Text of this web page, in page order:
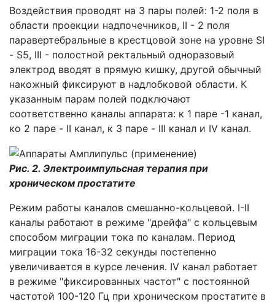
Воздействия проводят на 3 пары полей: 1-2 поля в
области проекции надпочечников, II - 2 поля
паравертебральные в крестцовой зоне на уровне SI
- S5, III - полостной ректальный одноразовый
электрод вводят в прямую кишку, другой обычный
накожный фиксируют в надлобковой области. К
указанным парам полей подключают
соответственно каналы аппарата: к 1 паре -1 канал,
ко 2 паре - II канал, к 3 паре - III канал и IV канал.
Рис. 2. Электроимпульсная терапия при
хроническом простатите
Режим работы каналов смешанно-кольцевой. I-II
каналы работают в режиме "дрейфа" с кольцевым
способом миграции тока по каналам. Период
миграции тока 16-32 секунды постепенно
увеличивается в курсе лечения. IV канал работает
в режиме "фиксированных частот" с постоянной
частотой 100-120 Гц при хроническом простатите в